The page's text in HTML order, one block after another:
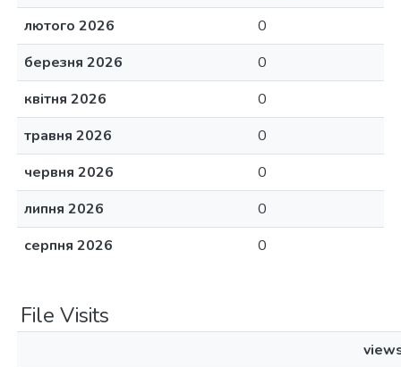
лютого 2026
0
березня 2026
0
квітня 2026
0
травня 2026
0
червня 2026
0
липня 2026
0
серпня 2026
0
File Visits